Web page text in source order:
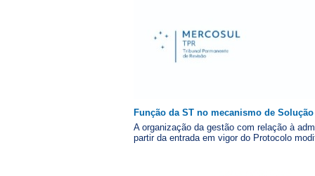
Função da ST no mecanismo de
A organização da gestão com relação à
partir da entrada em vigor do Protocolo